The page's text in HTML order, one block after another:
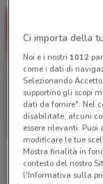
Acqua &
Scade il 15/08
Ci importa della
Noi e i nostri 1012
come i dati di
Selezionando
supportino gli scopi
dati da fornire". Nel
disabilitate, alcuni
essere rilevanti. Puoi
modificare le tue
Mostra finalità in
contesto del nostro
l'Informativa sulla